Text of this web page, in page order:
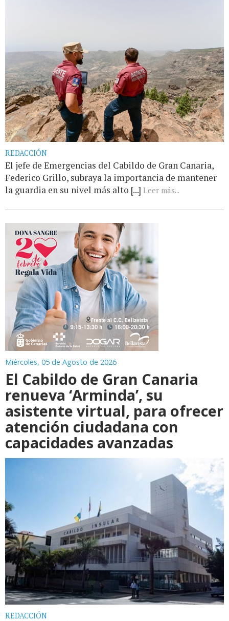
REDACCIÓN
El jefe de Emergencias del Cabildo de Gran Canaria,
Federico Grillo, subraya la importancia de mantener
la guardia en su nivel más alto [...] Leer más...
Miércoles, 05 de Agosto de 2026
El Cabildo de Gran Canaria
renueva ‘Arminda’, su
asistente virtual, para ofrecer
atención ciudadana con
capacidades avanzadas
REDACCIÓN